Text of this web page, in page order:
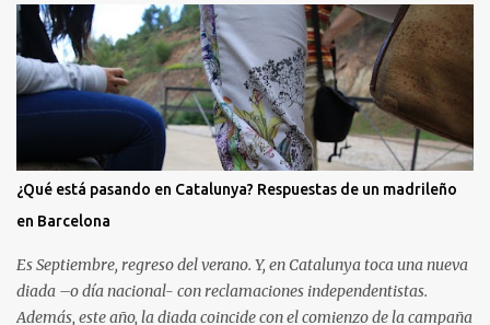
¿Qué está pasando en Catalunya? Respuestas de un madrileño
en Barcelona
Es Septiembre, regreso del verano. Y, en Catalunya toca una nueva
diada –o día nacional- con reclamaciones independentistas.
Además, este año, la diada coincide con el comienzo de la campaña